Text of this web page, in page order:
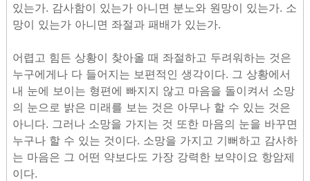
있는가. 감사함이 있는가 아니면 분노와 원망이 있는가. 소
망이 있는가 아니면 좌절과 패배가 있는가.
어렵고 힘든 상황이 찾아올 때 좌절하고 두려워하는 것은
누구에게나 다 들어지는 보편적인 생각이다. 그 상황에서
내 눈에 보이는 형편에 빠지지 않고 마음을 돌이켜서 소망
의 눈으로 밝은 미래를 보는 것은 아무나 할 수 있는 것은
아니다. 그러나 소망을 가지는 것 또한 마음의 눈을 바꾸면
누구나 할 수 있는 것이다. 소망을 가지고 기뻐하고 감사하
는 마음은 그 어떤 약보다도 가장 강력한 보약이요 항암제
이다.